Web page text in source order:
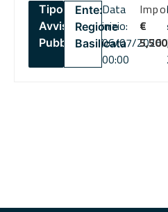
Tipo:
Avviso
Pubblico
Ente:
Regione
Basilicata
Data
inizio:
06/07/2026
00:00
€